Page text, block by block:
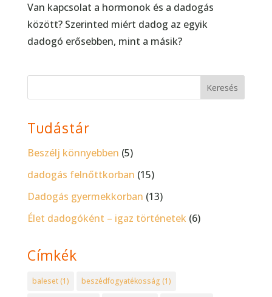
Van kapcsolat a hormonok és a dadogás
között? Szerinted miért dadog az egyik
dadogó erősebben, mint a másik?
Tudástár
Beszélj könnyebben (5)
dadogás felnőttkorban (15)
Dadogás gyermekkorban (13)
Élet dadogóként – igaz történetek(6)
Címkék
baleset(1) beszédfogyatékosság (1)